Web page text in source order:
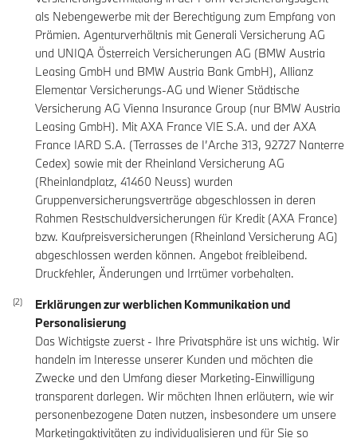
als Nebengewerbe mit der Berechtigung zum Empfang von
Prämien. Agenturverhältnis mit Generali Versicherung AG
und UNIQA Österreich Versicherungen AG (BMW Austria
Leasing GmbH und BMW Austria Bank GmbH), Allianz
Elementar Versicherungs-AG und Wiener Städtische
Versicherung AG Vienna Insurance Group (nur BMW Austria
Leasing GmbH). Mit AXA France VIE S.A. und der AXA
France IARD S.A. (Terrasses de I’Arche 313, 92727 Nanterre
Cedex) sowie mit der Rheinland Versicherung AG
(Rheinlandplatz, 41460 Neuss) wurden
Gruppenversicherungsverträge abgeschlossen in deren
Rahmen Restschuldversicherungen für Kredit (AXA France)
bzw. Kaufpreisversicherungen (Rheinland Versicherung AG)
abgeschlossen werden können. Angebot freibleibend.
Druckfehler, Änderungen und Irrtümer vorbehalten.
Erklärungen zur werblichen Kommunikation und
Personalisierung
Das Wichtigste zuerst - Ihre Privatsphäre ist uns wichtig. Wir
handeln im Interesse unserer Kunden und möchten die
Zwecke und den Umfang dieser Marketing-Einwilligung
transparent darlegen. Wir möchten Ihnen erläutern, wie wir
personenbezogene Daten nutzen, insbesondere um unsere
Marketingaktivitäten zu individualisieren und für Sie so